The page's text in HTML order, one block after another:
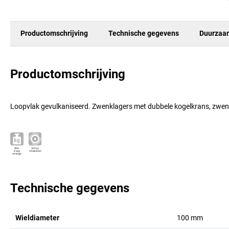
Productomschrijving Technische gegevens
Productomschrijving
Loopvlak gevulkaniseerd. Zwenklagers met dubbele kogelkrans,
Technische gegevens
Wieldiameter 100 mm